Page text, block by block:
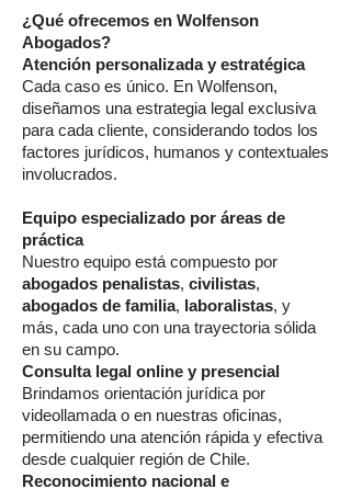
¿Qué ofrecemos en Wolfenson
Abogados?
Atención personalizada y estratégica
Cada caso es único. En Wolfenson,
diseñamos una estrategia legal exclusiva
para cada cliente, considerando todos los
factores jurídicos, humanos y contextuales
involucrados.
Equipo especializado por áreas de
práctica
Nuestro equipo está compuesto por
abogados penalistas, civilistas,
abogados de familia, laboralistas, y
más, cada uno con una trayectoria sólida
en su campo.
Consulta legal online y presencial
Brindamos orientación jurídica por
videollamada o en nuestras oficinas,
permitiendo una atención rápida y efectiva
desde cualquier región de Chile.
Reconocimiento nacional e